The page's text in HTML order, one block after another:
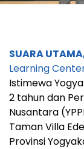
SUARA
Learning
Istimewa
2 tahun dan
Nusantara
Taman Villa
Provinsi